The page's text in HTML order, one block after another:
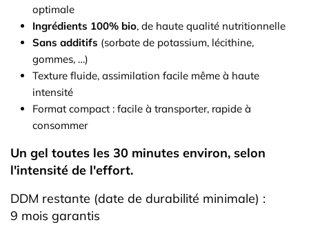
optimale
Ingrédients 100% bio, de haute qualité nutritionnelle
Sans additifs (sorbate de potassium, lécithine,
gommes, …)
Texture fluide, assimilation facile même à haute
intensité
Format compact : facile à transporter, rapide à
consommer
Un gel toutes les 30 minutes environ, selon
l'intensité de l'effort.
DDM restante (date de durabilité minimale) :
9 mois garantis